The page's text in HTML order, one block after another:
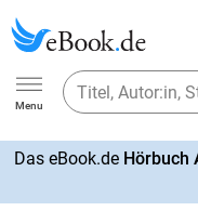
Ebook.de
Menu
Das eBook.de Hörbuch